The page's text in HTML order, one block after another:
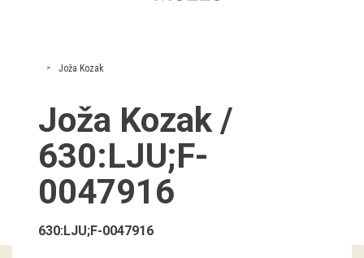
razstave
Stalne razstave
Občasne razstave
Gostovanja
E-razstave
Virtualni sprehodi
Joža Kozak
Joža Kozak /
630:LJU;F-
0047916
630:LJU;F-0047916